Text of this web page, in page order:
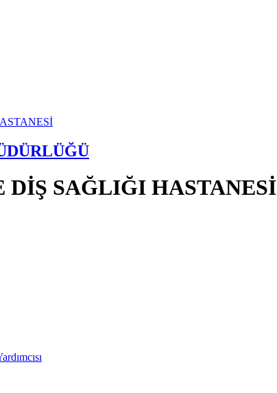
DİŞ SAĞLIĞI HASTANESİ